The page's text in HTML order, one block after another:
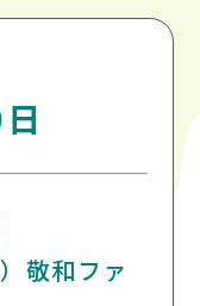
敬和ファ